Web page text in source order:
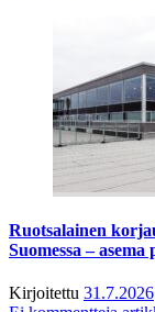
Ruotsalainen
Suomessa –
Kirjoitettu 31.7.2026